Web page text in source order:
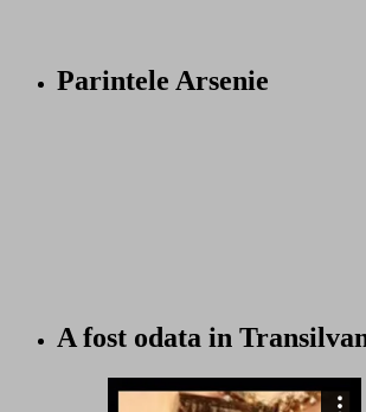
Parintele Arsenie
A fost odata in